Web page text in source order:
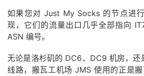
如果您对 Just My Socks 的节点进
现，它们的流量出口几乎全部指向
ASN 编号。
无论是洛杉矶的 DC6、DC9 机房，还
线路，搬瓦工机场 JMS 使用的正是